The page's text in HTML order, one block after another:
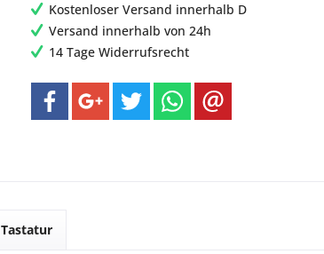
Kostenloser Versand innerhalb D
Versand innerhalb von 24h
14 Tage Widerrufsrecht
Tastatur